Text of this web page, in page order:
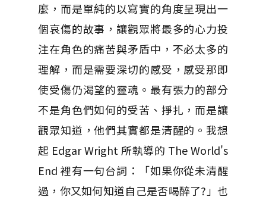
麼，而是單純的以寫實的角度呈現出一
個哀傷的故事，讓觀眾將最多的心力投
注在角色的痛苦與矛盾中，不必太多的
理解，而是需要深切的感受，感受那即
使受傷仍渴望的靈魂。最有張力的部分
不是角色們如何的受苦、掙扎，而是讓
觀眾知道，他們其實都是清醒的。我想
起 Edgar Wright 所執導的 The World's
End 裡有一句台詞：「如果你從未清醒
過，你又如何知道自己是否喝醉了?」也